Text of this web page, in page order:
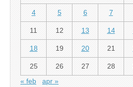
4 5 6 7
11 12 13 14
18 19 20 21
25 26 27 28
« feb
apr »